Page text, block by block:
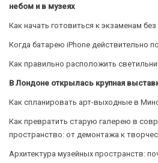
небом и в музеях
Как начать готовиться к экзаменам
Когда батарею iPhone действительно
Как правильно расположить
В Лондоне открылась крупная
Как спланировать арт-выходные в
Как превратить старую галерею в
пространство: от демонтажа к
Архитектура музейных пространств: